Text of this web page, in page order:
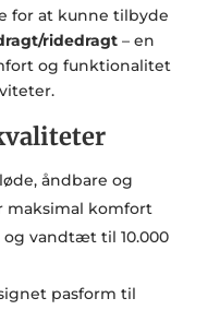
for at kunne tilbyde
ridedragt– en
og funktionalitet
åndbare og
maksimal komfort
vandtæt til 10.000
pasform til